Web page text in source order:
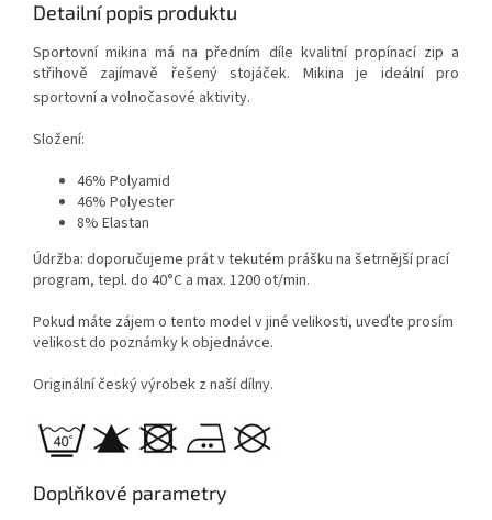
Detailní popis produktu
Sportovní mikina má na předním díle kvalitní propínací zip a
střihově zajímavě řešený stojáček. Mikina je ideální pro
sportovní a volnočasové aktivity.
Složení:
46% Polyamid
46% Polyester
8% Elastan
Údržba: doporučujeme prát v tekutém prášku na šetrnější prací
program, tepl. do 40°C a max. 1200 ot/min.
Pokud máte zájem o tento model v jiné velikosti, uveďte prosím
velikost do poznámky k objednávce.
Originální český výrobek z naší dílny.
Doplňkové parametry